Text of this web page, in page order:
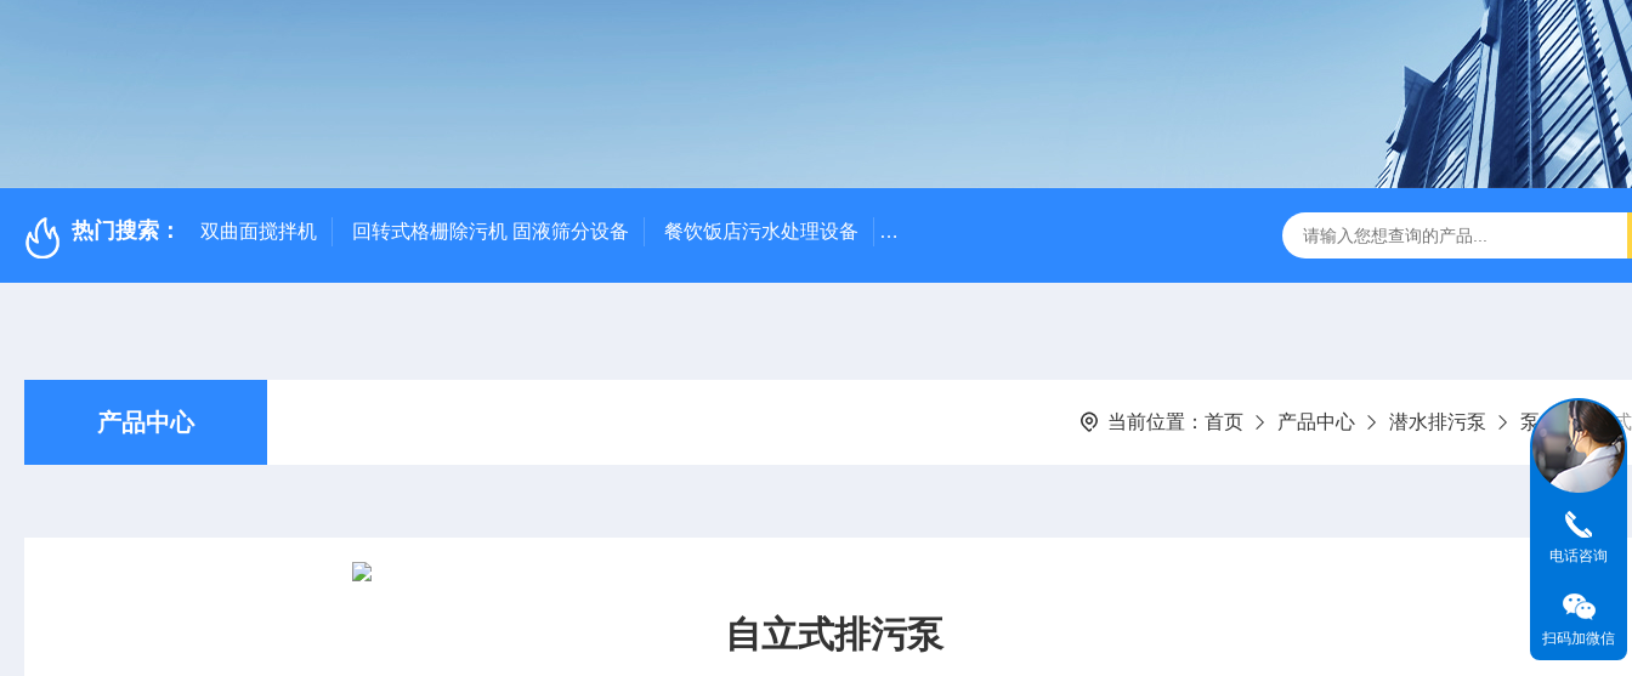
热门搜索： 双曲面搅拌机 回转式格栅除污机 固液筛分设备 餐饮饭店污水处理设备 高密度沉淀池中心传动刮泥机 伞型双曲面立式搅拌机 WNG5二沉池刮吸泥机原
产品中心 当前位置： 首页 产品中心 潜水排污泵 泵 自立
自立式排污泵
电话咨询
扫码加微信